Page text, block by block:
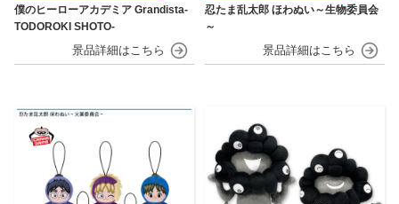
僕のヒーローアカデミア Grandista-
TODOROKI SHOTO-
忍たま乱太郎 ほわぬい～生物委員会
～